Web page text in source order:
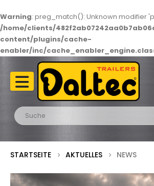
Warning: preg_match(): Unknown modifier
/home/clients/
content/plugins/cache-
enabler/inc/
STARTSEITE AKTUELLES NEWS